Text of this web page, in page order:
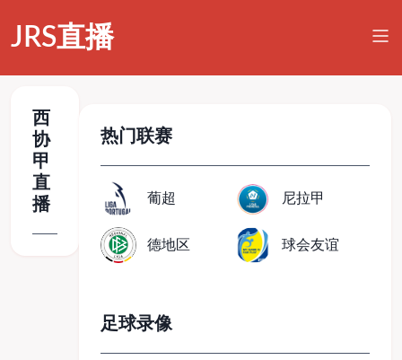
JRS直播
西
协
甲
直
播
热门联赛
葡超 尼拉甲
德地区 球会友谊
足球录像